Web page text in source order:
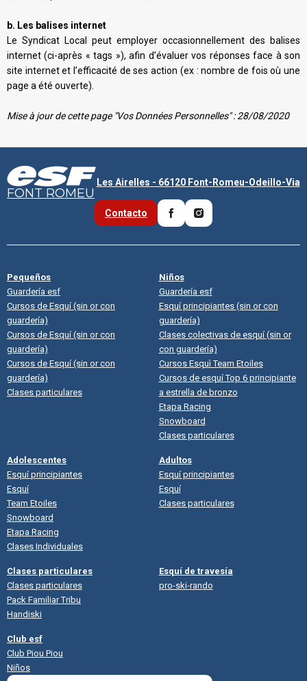
b. Les balises internet
Le Syndicat Local peut employer occasionnellement des balises
internet (ci-après « tags »), afin d’évaluer vos réponses face à son
site internet et l’efficacité de ses action (ex : nombre de fois où une
page a été ouverte).
Mise à jour de cette page "Vos Données Personnelles" : 28/08/2020
FONT ROMEU
Les Airelles - 66120 Font-Romeu-Odeillo-Via
Contacto
Pequeños
Guardería esf
Cursos de Esquí (sin or con
guardería)
Cursos de Esquí (sin or con
guardería)
Cursos de Esquí (sin or con
guardería)
Clases particulares
Niños
Guardería esf
Esquí principiantes (sin or con
guardería)
Clases colectivas de esquí (sin or
con guardería)
Cursos Esquì Team Etoiles
Cursos de esquí Top 6 principiante
a estrella de bronzo
Etapa Racing
Snowboard
Clases particulares
Adolescentes
Esquí principiantes
Esquí
Team Etoiles
Snowboard
Etapa Racing
Clases Individuales
Adultos
Esquí principiantes
Esquí
Clases particulares
Clases particulares
Clases particulares
Pack Familiar Tribu
Handiski
Esquí de travesía
pro-ski-rando
Club esf
Club Piou Piou
Niños